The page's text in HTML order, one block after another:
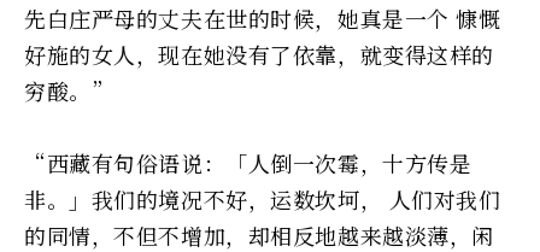
先白庄严母的丈夫在世的时候，她真是一个 慷慨
好施的女人，现在她没有了依靠，就变得这样的
穷酸。”
“西藏有句俗语说：「人倒一次霉，十方传是
非。」我们的境况不好，运数坎坷， 人们对我们
的同情，不但不增加，却相反地越来越淡薄，闲